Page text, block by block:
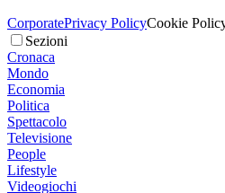
CorporatePrivacy PolicyCookie
Sezioni
Cronaca
Mondo
Economia
Politica
Spettacolo
Televisione
People
Lifestyle
Videogiochi